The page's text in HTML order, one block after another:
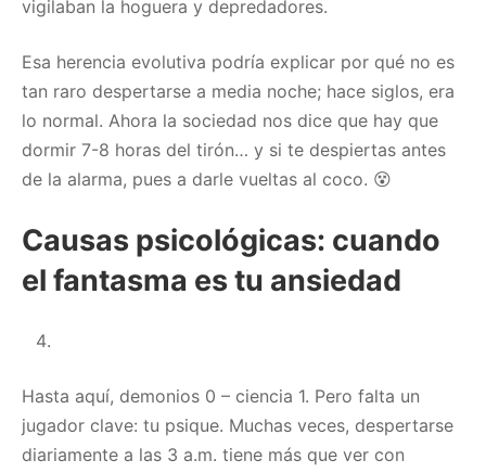
vigilaban la hoguera y depredadores.
Esa herencia evolutiva podría explicar por qué no es
tan raro despertarse a media noche; hace siglos, era
lo normal. Ahora la sociedad nos dice que hay que
dormir 7-8 horas del tirón… y si te despiertas antes
de la alarma, pues a darle vueltas al coco. 😵
Causas psicológicas: cuando
el fantasma es tu ansiedad
Hasta aquí, demonios 0 – ciencia 1. Pero falta un
jugador clave: tu psique. Muchas veces, despertarse
diariamente a las 3 a.m. tiene más que ver con